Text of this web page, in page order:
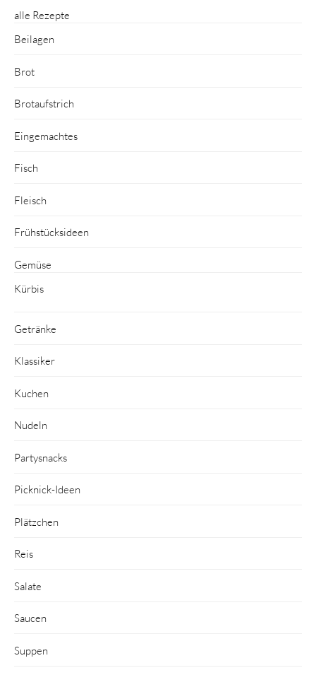
alle Rezepte
Beilagen
Brot
Brotaufstrich
Eingemachtes
Fisch
Fleisch
Frühstücksideen
Gemüse
Kürbis
Getränke
Klassiker
Kuchen
Nudeln
Partysnacks
Picknick-Ideen
Plätzchen
Reis
Salate
Saucen
Suppen